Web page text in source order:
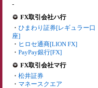
-
FX取引会社ハ行
・ ひまわり証券[レギュラー口
座]
・ ヒロセ通商[LION FX]
・ PayPay銀行[FX]
FX取引会社マ行
・ 松井証券
・ マネースクエア